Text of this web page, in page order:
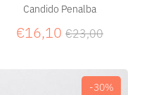
Candido Penalba
€16,10 Κανονική
€23,00
-30%